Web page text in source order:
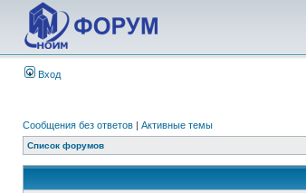
Вход
Сообщения без ответов | Активные темы
Список форумов